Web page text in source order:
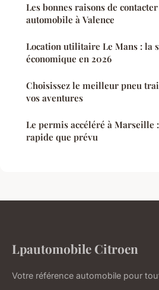
Les bonnes raisons de
automobile à Valence
Location utilitaire Le Mans : la
économique en 2026
Choisissez le meilleur pneu
vos aventures
Le permis accéléré à Marseille
rapide que prévu
Lpautomobile Citroen
Votre référence automobile pour